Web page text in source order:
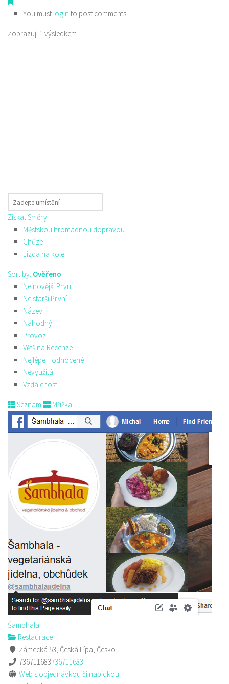
You must login to post comments
Zobrazuji 1 výsledkem
Získat Směry
Městskou hromadnou dopravou
Chůze
Jízda na kole
Sort by: Ověřeno
Nejnovější První
Nejstarší První
Název
Náhodný
Provoz
Většina Recenze
Nejlépe Hodnocené
Nevyužitá
Vzdálenost
Seznam Mřížka
Šambhala
Restaurace
Zámecká 53, Česká Lípa, Česko
736711683736711683
Web s objednávkou či nabídkou